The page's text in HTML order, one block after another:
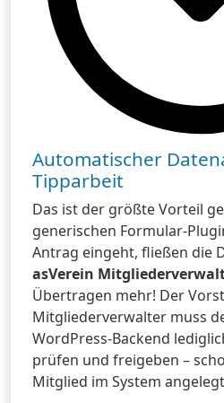
Automatischer
Tipparbeit
Das ist der größte Vorteil
generischen Formular-
Antrag eingeht, fließen die
asVerein
Übertragen mehr! Der
Mitgliederverwalter muss
WordPress-Backend
prüfen und freigeben –
Mitglied im System